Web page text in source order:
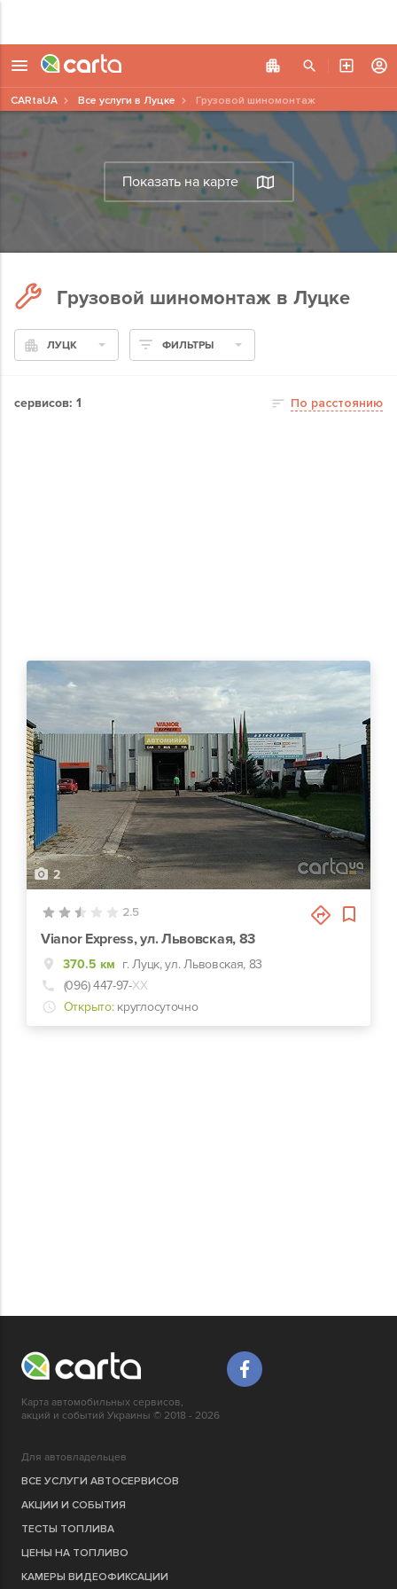
Показать на карте
CARtaUA Все услуги в Луцке Грузовой шиномонтаж
Грузовой шиномонтаж в Луцке
ЛУЦК ФИЛЬТРЫ
сервисов: 1 По расстоянию
2
2.5
Vianor Express, ул. Львовская, 83
370.5 км г. Луцк, ул. Львовская, 83
(096) 447-97-ХХ
Открыто: круглосуточно
Карта автомобильных сервисов,
акций и событий Украины © 2018 - 2026
Для автовладельцев
ВСЕ УСЛУГИ АВТОСЕРВИСОВ
АКЦИИ И СОБЫТИЯ
ТЕСТЫ ТОПЛИВА
ЦЕНЫ НА ТОПЛИВО
КАМЕРЫ ВИДЕОФИКСАЦИИ